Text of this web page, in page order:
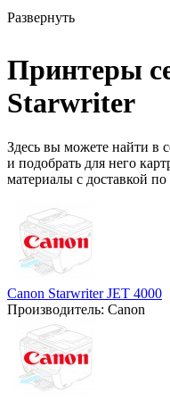
Развернуть
Принтеры
Starwriter
Здесь вы можете найти в
и подобрать для него
материалы с доставкой
Canon Starwriter JET 4000
Производитель: Canon